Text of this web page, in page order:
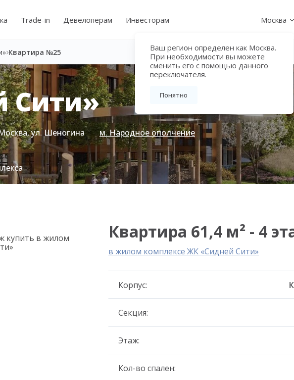
Trade-in Девелоперам Инвесторам Москва
Ваш регион определен как Москва.
При необходимости вы можете
сменить его с помощью данного
переключателя.
Понятно
Квартира №25
Сити»
ул. Шеногина м. Народное ополчение
Квартира 61,4 м² - 4
в жилом комплексе ЖК «Сидней Сити»
Корпус:
Секция:
Этаж:
Кол-во спален: